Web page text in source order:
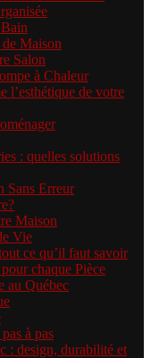
Maison
Salon
à Chaleur
l’esthétique de votre
: quelles solutions
Sans Erreur
Maison
Vie
ce qu’il faut savoir
chaque Pièce
au Québec
à pas
: design, durabilité et